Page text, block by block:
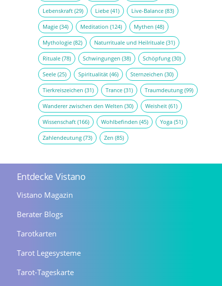
Lebenskraft(29) Liebe(41) Live-Balance(83)
Magie(34) Meditation (124) Mythen (48)
Mythologie(82) Naturrituale und Heilrituale(31)
Rituale(78) Schwingungen (38) Schöpfung(30)
Seele(25) Spiritualität(46) Sternzeichen (30)
Tierkreiszeichen (31) Trance(31) Traumdeutung(99)
Wanderer zwischen den Welten (30) Weisheit(61)
Wissenschaft(166) Wohlbefinden (45) Yoga(51)
Zahlendeutung(73) Zen (85)
Entdecke Vistano
Vistano Magazin
Berater Blogs
Tarotkarten
Tarot Legesysteme
Tarot-Tageskarte